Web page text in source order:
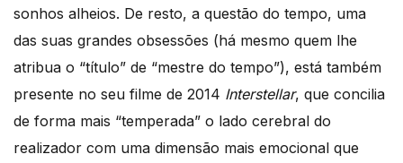
sonhos alheios. De resto, a questão do tempo, uma
das suas grandes obsessões (há mesmo quem lhe
atribua o “título” de “mestre do tempo”), está também
presente no seu filme de 2014 Interstellar, que concilia
de forma mais “temperada” o lado cerebral do
realizador com uma dimensão mais emocional que